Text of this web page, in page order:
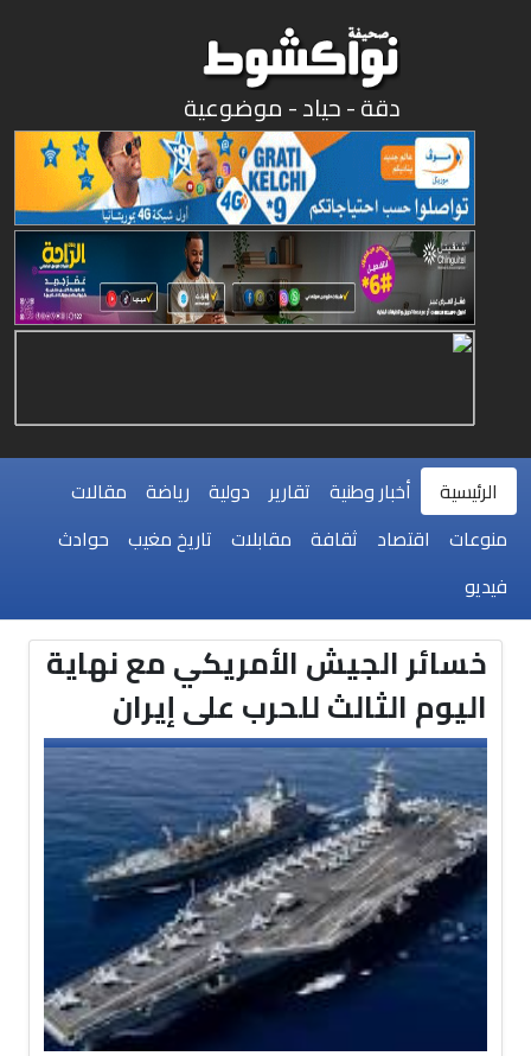
دقة - حياد - موضوعية
الرئيسية أخبار وطنية تقارير دولية رياضة مقالات
منوعات اقتصاد ثقافة مقابلات تاريخ مغيب حوادث
فيديو
خسائر الجيش الأمريكي مع نهاية
اليوم الثالث للحرب على إيران